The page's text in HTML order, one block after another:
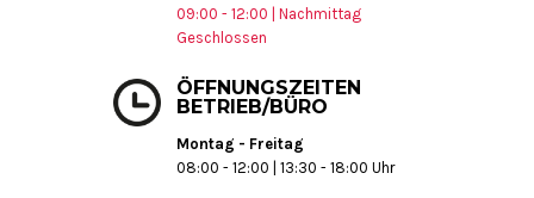
09:00 - 12:00 | Nachmittag
Geschlossen
ÖFFNUNGSZEITEN
BETRIEB/BÜRO
Montag - Freitag
08:00 - 12:00 | 13:30 - 18:00 Uhr